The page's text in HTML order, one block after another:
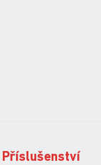
Příslušenství